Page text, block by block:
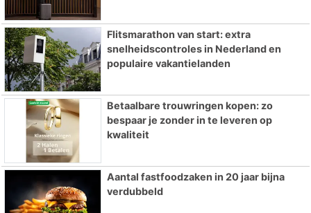
Flitsmarathon van start: extra
snelheidscontroles in Nederland en
populaire vakantielanden
Betaalbare trouwringen kopen: zo
bespaar je zonder in te leveren op
kwaliteit
Aantal fastfoodzaken in 20 jaar bijna
verdubbeld